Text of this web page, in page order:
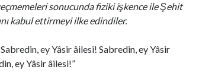
sonucunda fiziki işkence ile Şehit
kabul ettirmeyi ilke edindiler.
ey Yâsir âilesi! Sabredin, ey Yâsir
ey Yâsir âilesi!”